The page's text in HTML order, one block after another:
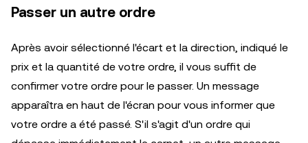
Passer un autre ordre
Après avoir sélectionné l'écart et la direction, indiqué le
prix et la quantité de votre ordre, il vous suffit de
confirmer votre ordre pour le passer. Un message
apparaîtra en haut de l'écran pour vous informer que
votre ordre a été passé. S'il s'agit d'un ordre qui